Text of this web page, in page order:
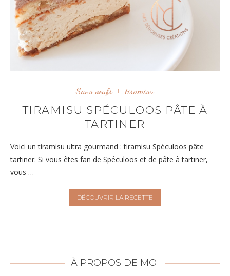
Sans oeufs tiramisu
TIRAMISU SPÉCULOOS PÂTE À
TARTINER
Voici un tiramisu ultra gourmand : tiramisu Spéculoos pâte
tartiner. Si vous êtes fan de Spéculoos et de pâte à tartiner,
vous …
DÉCOUVRIR LA RECETTE
À PROPOS DE MOI